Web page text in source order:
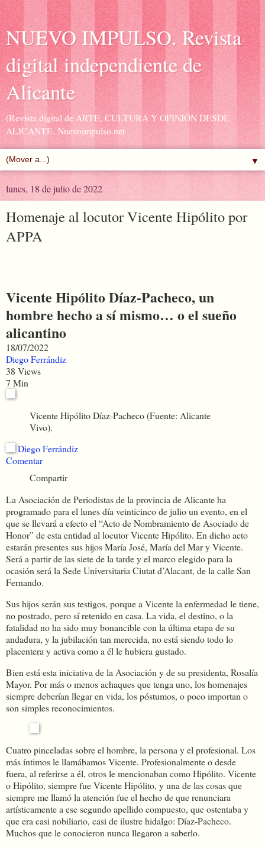
NUEVO IMPULSO. Revista
digital independiente de
Alicante
(Revista digital de ARTE, CULTURA Y OPINIÓN DESDE
ALICANTE. Nuevoimpulso.net
▼
lunes, 18 de julio de 2022
Homenaje al locutor Vicente Hipólito por
APPA
Vicente Hipólito Díaz-Pacheco, un
hombre hecho a sí mismo… o el sueño
alicantino
18/07/2022
Diego Ferrándiz
38 Views
7 Min
Vicente Hipólito Díaz-Pacheco (Fuente: Alicante
Vivo).
Diego Ferrándiz
Comentar
Compartir
La Asociación de Periodistas de la provincia de Alicante ha
programado para el lunes día veinticinco de julio un evento, en el
que se llevará a efecto el “Acto de Nombramiento de Asociado de
Honor” de esta entidad al locutor Vicente Hipólito. En dicho acto
estarán presentes sus hijos María José, María del Mar y Vicente.
Será a partir de las siete de la tarde y el marco elegido para la
ocasión será la Sede Universitaria Ciutat d’Alacant, de la calle San
Fernando.
Sus hijos serán sus testigos, porque a Vicente la enfermedad le tiene,
no postrado, pero sí retenido en casa. La vida, el destino, o la
fatalidad no ha sido muy bonancible con la última etapa de su
andadura, y la jubilación tan merecida, no está siendo todo lo
placentera y activa como a él le hubiera gustado.
Bien está esta iniciativa de la Asociación y de su presidenta, Rosalía
Mayor. Por más o menos achaques que tenga uno, los homenajes
siempre deberían llegar en vida, los póstumos, o poco importan o
son simples reconocimientos.
Cuatro pinceladas sobre el hombre, la persona y el profesional. Los
más íntimos le llamábamos Vicente. Profesionalmente o desde
fuera, al referirse a él, otros le mencionaban como Hipólito. Vicente
o Hipólito, siempre fue Vicente Hipólito, y una de las cosas que
siempre me llamó la atención fue el hecho de que renunciara
artísticamente a ese segundo apellido compuesto, que ostentaba y
que era casi nobiliario, casi de ilustre hidalgo: Díaz-Pacheco.
Muchos que le conocieron nunca llegaron a saberlo.